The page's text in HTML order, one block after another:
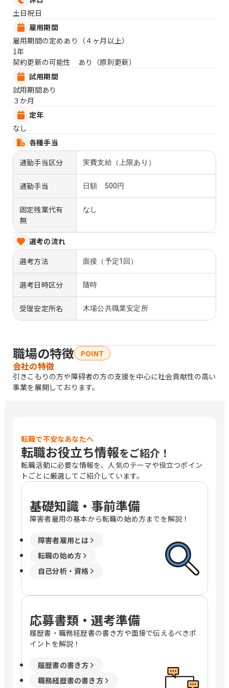
土日祝日
雇用期間
雇用期間の定めあり（４ヶ月以上）
1年
契約更新の可能性 あり（原則更新）
試用期間
試用期間あり
３か月
定年
なし
各種手当
通勤手当区分
実費支給（上限あり）
通勤手当 日額 500円
固定残業代有
無
なし
選考の流れ
選考方法
面接（予定1回）
選考日時区分 随時
受理安定所名 木場公共職業安定所
職場の特徴 POINT
会社の特徴
引きこもりの方や障碍者の方の支援を中心に社会貢献性の高い
事業を展開しております。
転職で不安なあなたへ
転職お役立ち情報をご紹介！
転職活動に必要な情報を、人気のテーマや役立つポイン
トごとに厳選してご紹介しています。
基礎知識・事前準備
障害者雇用の基本から転職の始め方までを解説！
障害者雇用とは
転職の始め方
自己分析・資格
応募書類・選考準備
履歴書・職務経歴書の書き方や面接で伝えるべきポ
イントを解説！
履歴書の書き方
職務経歴書の書き方